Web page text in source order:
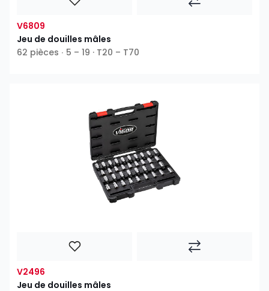
V6809
Jeu de douilles mâles
62 pièces ∙ 5 – 19 · T20 – T70
V2496
Jeu de douilles mâles